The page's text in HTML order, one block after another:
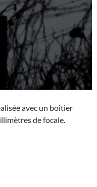
avec un boîtier
de focale.
vignes